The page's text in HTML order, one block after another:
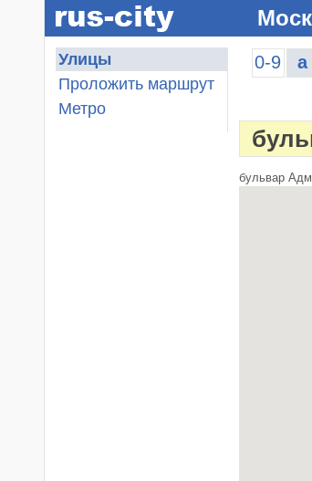
Улицы
Проложить маршрут
Метро
0-9 а
бульвар